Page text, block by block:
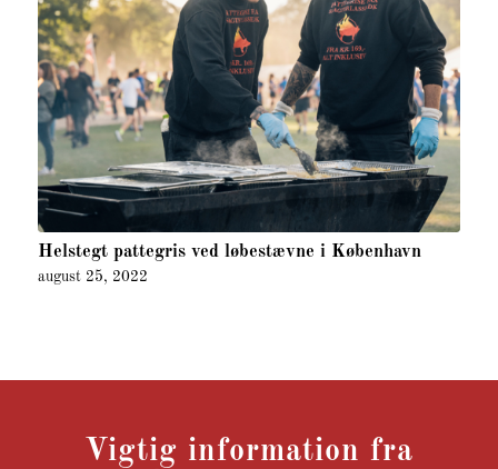
Helstegt pattegris ved løbestævne i København
august 25, 2022
Vigtig information fra